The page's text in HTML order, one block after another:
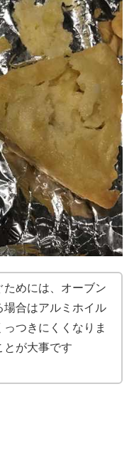
ためには、オーブン
場合はアルミホイル
つきにくくなりま
とが大事です